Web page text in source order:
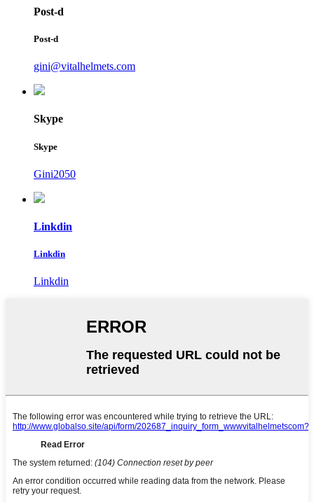
Post-d
Post-d
gini@vitalhelmets.com
Skype
Skype
Gini2050
Linkdin
Linkdin
Linkdin